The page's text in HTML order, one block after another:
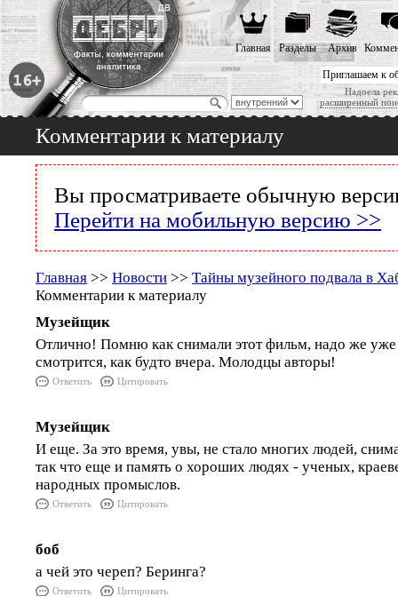
Приглашаем к
Надоела
расширенный
Главная Разделы Архив
Комментарии к материалу
Вы просматриваете обычную
Перейти на мобильную версию >>
Главная >> Новости >> Тайны музейного подвала в
Комментарии к материалу
Музейщик
Отлично! Помню как снимали этот фильм, надо же уже
смотрится, как будто вчера. Молодцы авторы!
Ответить Цитировать
Музейщик
И еще. За это время, увы, не стало многих людей,
так что еще и память о хороших людях - ученых,
народных промыслов.
Ответить Цитировать
боб
а чей это череп? Беринга?
Ответить Цитировать